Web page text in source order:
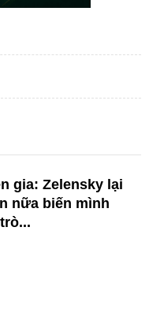
gia: Zelensky lại
nữa biến mình